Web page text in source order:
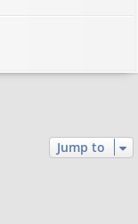
Jump to